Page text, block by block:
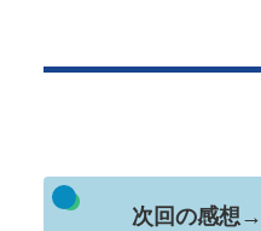
次回の感想→